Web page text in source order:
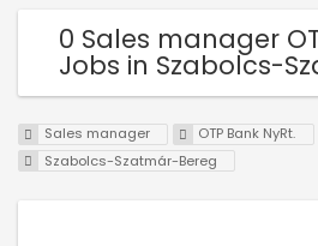
0 Sales manager
Jobs in Szabolcs-
Sales manager
OTP Bank NyRt.
Szabolcs-Szatmár-Bereg